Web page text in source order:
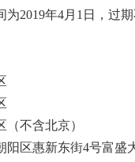
年4月1日，过
不含北京）
惠新东街4号富盛大